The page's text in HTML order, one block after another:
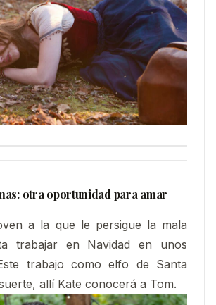
otra oportunidad para amar
a la que le persigue la mala
trabajar en Navidad en unos
trabajo como elfo de Santa
allí Kate conocerá a Tom.